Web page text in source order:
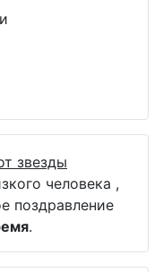
человека ,
поздравление
.